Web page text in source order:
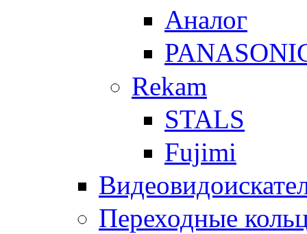
Аналог
Rekam
STALS
Fujimi
Переходные